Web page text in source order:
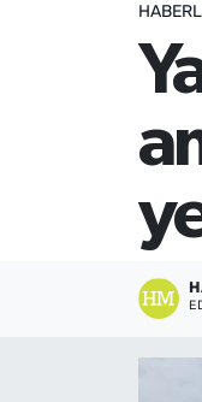
Süper Lig
Tüm
Son Dakika
Haber Arşivi